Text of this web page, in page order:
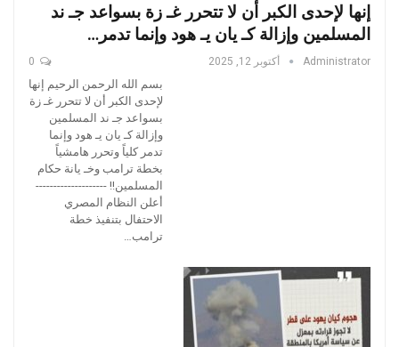
إنها لإحدى الكبر أن لا تتحرر غـ زة بسواعد جـ ند
المسلمين وإزالة كـ يان يـ هود وإنما تدمر…
Administrator أكتوبر 12, 2025
بسم الله الرحمن الرحيم إنها
لإحدى الكبر أن لا تتحرر غـ زة
بسواعد جـ ند المسلمين
وإزالة كـ يان يـ هود وإنما
تدمر كلياً وتحرر هامشياً
بخطة ترامب وخـ يانة حكام
المسلمين!! --------------------
أعلن النظام المصري
الاحتفال بتنفيذ خطة
ترامب…